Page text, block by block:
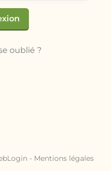
oublié ?
- Mentions légales